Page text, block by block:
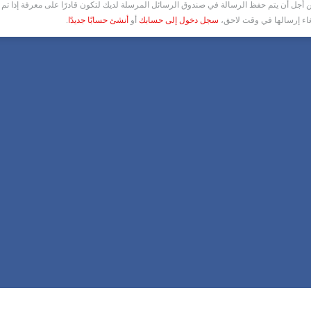
أجل أن يتم حفظ الرسالة في صندوق الرسائل المرسلة لديك لتكون قادرًا على معرفة إذا تم
إرسالها في وقت لاحق، سجل دخول إلى حسابك أو أنشئ حسابًا جديدًا .